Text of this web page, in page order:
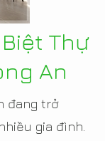
Thự
An
đang trở
gia đình.